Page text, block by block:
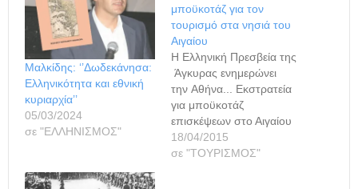
Μαλκίδης: ‘’Δωδεκάνησα:
Ελληνικότητα και εθνική
κυριαρχία’’
05/03/2024
σε "ΕΛΛΗΝΙΣΜΟΣ"
μποϋκοτάζ για τον
τουρισμό στα νησιά του
Αιγαίου
Η Ελληνική Πρεσβεία της
Άγκυρας ενημερώνει
την Αθήνα... Εκστρατεία
για μποϋκοτάζ
επισκέψεων στο Αιγαίου
ξεκίνησε στην Τουρκία,
από ομάδα βουλευτών,
18/04/2015
σε "ΤΟΥΡΙΣΜΟΣ"